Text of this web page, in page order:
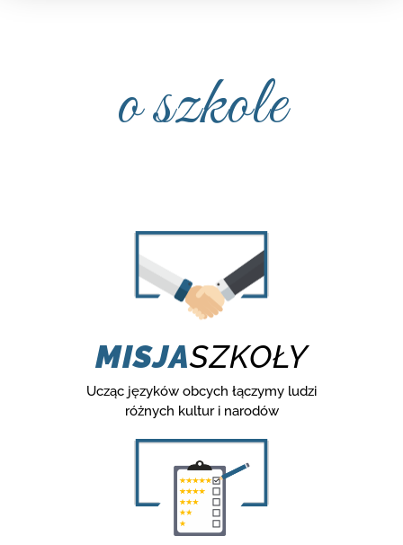
o szkole
MISJASZKOŁY
Ucząc języków obcych łączymy ludzi
różnych kultur i narodów